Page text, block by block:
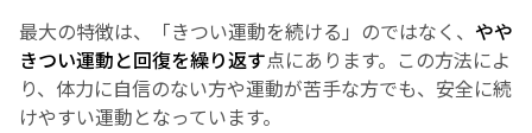
最大の特徴は、「きつい運動を続ける」のではなく、 やや
きつい運動と回復を繰り返す点にあります。この方法によ
り、体力に自信のない方や運動が苦手な方でも、安全に続
けやすい運動となっています。